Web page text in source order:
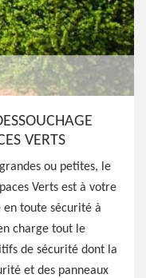
VERTS
ou petites, le
Verts est à votre
toute sécurité à
charge tout le
de sécurité dont la
et des panneaux